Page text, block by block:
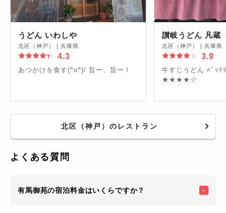
うどん いわしや
北区（神戸） 兵庫県
4.3
あつかけを食す(^o^)/ 旨ー、旨ー！
讃岐うどん 凡蔵
北区（神戸） 兵庫県
3.9
牛すじうどん ﾊﾞｯﾃﾗと伝助穴子
★★★★☆
北区（神戸）のレストラン
よくある質問
有馬御苑の宿泊料金はいくらですか？